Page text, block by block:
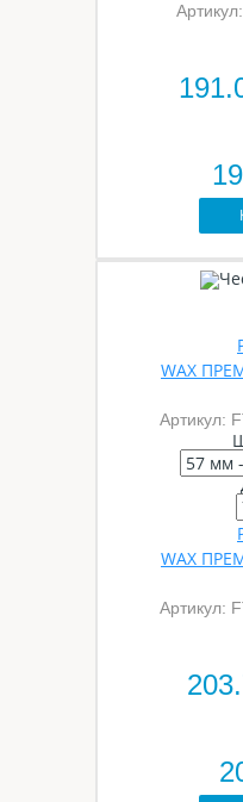
WAX
Артикул:
WAX
Артикул: